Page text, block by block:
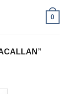
0